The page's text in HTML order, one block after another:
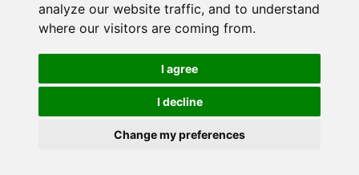
analyze our website traffic, and to understand
where our visitors are coming from.
I agree
I decline
Change my preferences